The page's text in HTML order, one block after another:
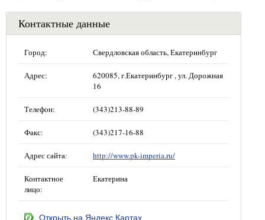
Контактные данные
Город: Свердловская область, Екатеринбург
Адрес:
620085, г.Екатеринбург , ул. Дорожная
16
Телефон: (343)213-88-89
Факс: (343)217-16-88
Адрес сайта: http://www.pk-imperia.ru/
Контактное
лицо:
Екатерина
Открыть на Яндекс.Картах